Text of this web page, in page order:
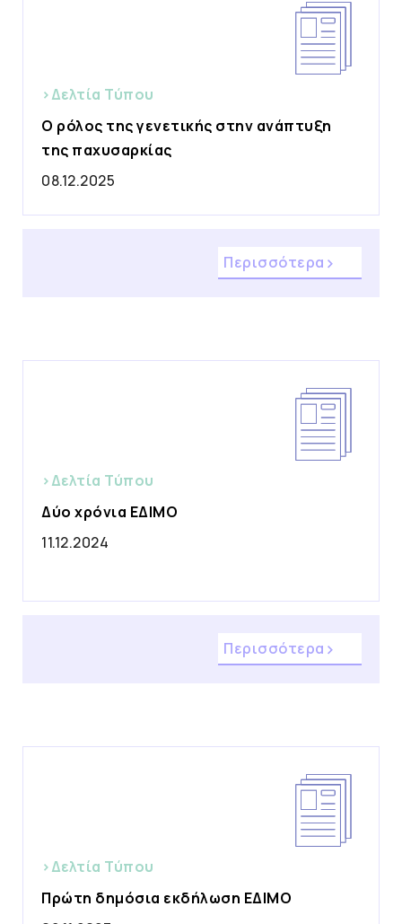
>Δελτία Τύπου
Ο ρόλος της γενετικής στην ανάπτυξη
της παχυσαρκίας
08.12.2025
Περισσότερα
>Δελτία Τύπου
Δύο χρόνια ΕΔΙΜΟ
11.12.2024
Περισσότερα
>Δελτία Τύπου
Πρώτη δημόσια εκδήλωση ΕΔΙΜΟ